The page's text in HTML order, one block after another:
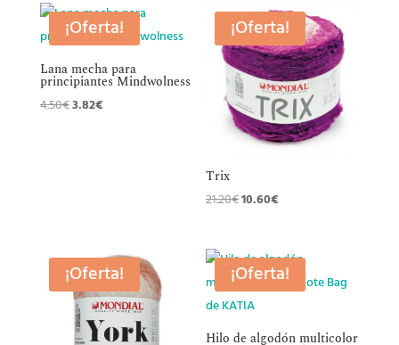
¡Oferta!
Lana mecha para
principiantes Mindwolness
4.50€El
3.82€El
¡Oferta!
Trix
21.20€El
era:
21.20€.
10.60€
es:
10.60€.
¡Oferta! ¡Oferta!
Hilo de algodón multicolor